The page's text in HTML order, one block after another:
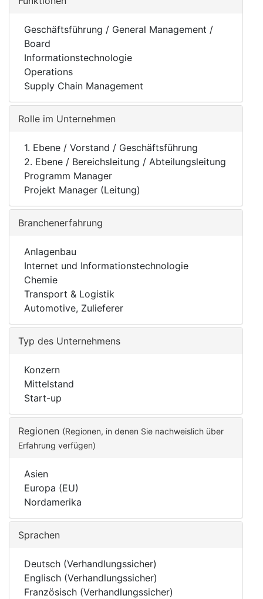
Geschäftsführung / General Management /
Board
Informationstechnologie
Operations
Supply Chain Management
Rolle im Unternehmen
1. Ebene / Vorstand / Geschäftsführung
2. Ebene / Bereichsleitung / Abteilungsleitung
Programm Manager
Projekt Manager (Leitung)
Branchenerfahrung
Anlagenbau
Internet und Informationstechnologie
Chemie
Transport & Logistik
Automotive, Zulieferer
Typ des Unternehmens
Konzern
Mittelstand
Start-up
Regionen (Regionen, in denen Sie nachweislich über
Erfahrung verfügen)
Asien
Europa (EU)
Nordamerika
Sprachen
Deutsch (Verhandlungssicher)
Englisch (Verhandlungssicher)
Französisch (Verhandlungssicher)